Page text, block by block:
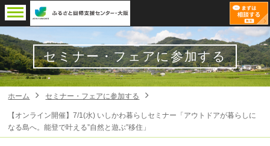
セミナー・フェアに参加する
ホーム セミナー・フェアに参加する
【オンライン開催】7/1(水) いしかわ暮らしセミナー「アウトドアが暮らしに
なる島へ。能登で叶える”自然と遊ぶ”移住」